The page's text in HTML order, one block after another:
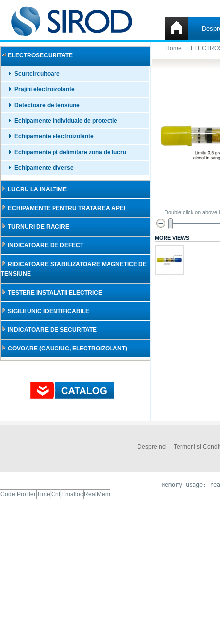
ELECTROSECURITATE
Scurtcircuitoare
Prajini electroizolante
Detectoare de tensiune
Echipamente individuale de protectie
Echipamente electroizolante
Echipamente pt delimitare zona de lucru
Echipamente diverse
LUCRU LA INALTIME
ECHIPAMENTE PENTRU TRATAREA APEI
TURNURI DE RACIRE
INDICATOARE DE DEFECT
RIDICATOARE STABILIZATOARE MAGNETICE DE
TENSIUNE
TESTERE INSTALATII ELECTRICE
SIGILII UNIC IDENTIFICABILE
INDICATOARE DE SECURITATE
COVOARE (CAUCIUC, ELECTROIZOLANT)
Home
Double click on above
MORE VIEWS
Despre noi Termeni si
Memory usage:
Code ProfilerTime Cnt Emalloc RealMem